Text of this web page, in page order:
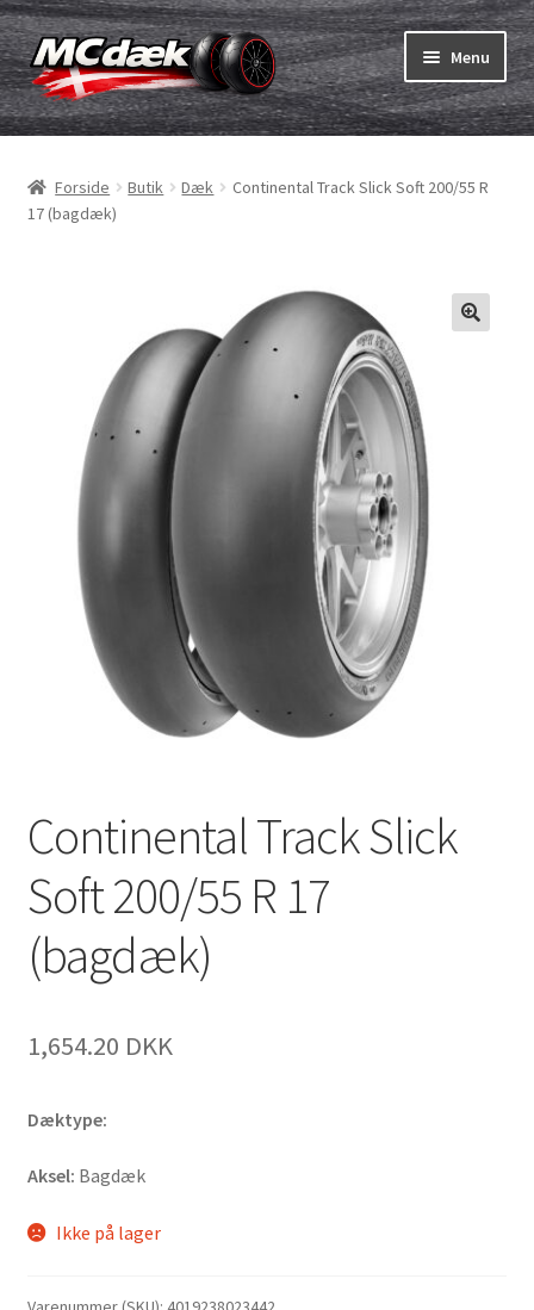
Spring
til
navigation
Spring
til
indhold
Menu
Dæk
Udfold
Slanger & fælgband
Udfold
Udfold
MC dæk test
Mærker
Kontakt os
Forside Butik Dæk
Continental Track Slick Soft 200/55 R
17 (bagdæk)
Continental Track Slick
Soft 200/55 R 17
(bagdæk)
1,654.20 DKK
Dæktype:
Aksel: Bagdæk
Ikke på lager